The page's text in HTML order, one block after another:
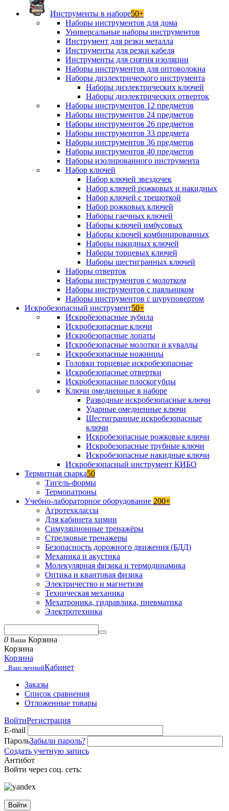
Инструменты в наборе50+
Наборы инструментов для дома
Универсальные наборы инструментов
Инструмент для резки металла
Инструменты для резки кабеля
Инструменты для снятия изоляции
Наборы инструментов для оптоволокна
Наборы диэлектрического инструмента
Наборы диэлектрических ключей
Наборы диэлектрических отверток
Наборы инструментов 12 предметов
Наборы инструментов 24 предметов
Наборы инструментов 26 предметов
Наборы инструментов 33 предмета
Наборы инструментов 36 предметов
Наборы инструментов 40 предметов
Наборы изолированного инструмента
Набор ключей
Набор ключей звездочек
Набор ключей рожковых и накидных
Набор ключей с трещоткой
Набор рожковых ключей
Наборы гаечных ключей
Наборы ключей имбусовых
Наборы ключей комбинированных
Наборы накидных ключей
Наборы торцевых ключей
Наборы шестигранных ключей
Наборы отверток
Наборы инструментов с молотком
Наборы инструментов с паяльником
Наборы инструментов с шуруповертом
Искробезопасный инструмент50+
Искробезопасные зубила
Искробезопасные ключи
Искробезопасные лопаты
Искробезопасные молотки и кувалды
Искробезопасные ножницы
Головки торцевые искробезопасные
Искробезопасные отвертки
Искробезопасные плоскогубцы
Ключи омедненные в наборе
Разводные искробезопасные ключи
Ударные омедненные ключи
Шестигранные искробезопасные
ключи
Искробезопасные рожковые ключи
Искробезопасные трубные ключи
Искробезопасные накидные ключи
Искробезопасный инструмент КИБО
Термитная сварка50
Тигель-формы
Термопатроны
Учебно-лабораторное оборудование 200+
Агротехклассы
Для кабинета химии
Симуляционные тренажёры
Стрелковые тренажеры
Безопасность дорожного движения (БДД)
Механика и акустика
Молекулярная физика и термодинамика
Оптика и квантовая физика
Электричество и магнетизм
Техническая механика
Мехатроника, гидравлика, пневматика
Электротехника
0 Ваша Корзина
Корзина
Корзина
Ваш личныйКабинет
Заказы
Список сравнения
Отложенные товары
ВойтиРегистрация
E-mail
ПарольЗабыли пароль?
Создать учетную запись
Антибот
Войти через соц. сеть:
Войти